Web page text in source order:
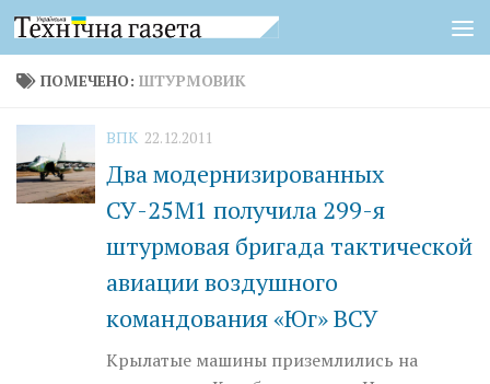
Перейти к содержимому
ПОМЕЧЕНО: ШТУРМОВИК
ВПК 22.12.2011
Два модернизированных
СУ-25М1 получила 299-я
штурмовая бригада тактической
авиации воздушного
командования «Юг» ВСУ
Крылатые машины приземлились на